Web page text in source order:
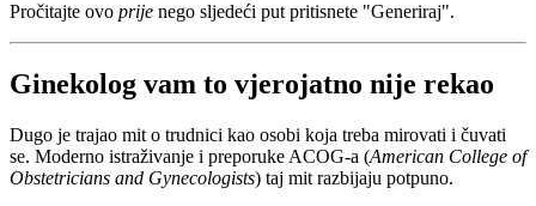
Pročitajte ovo prije nego sljedeći put pritisnete "Generiraj".
Ginekolog vam to vjerojatno nije rekao
Dugo je trajao mit o trudnici kao osobi koja treba mirovati i čuvati
se. Moderno istraživanje i preporuke ACOG-a (American College of
Obstetricians and Gynecologists) taj mit razbijaju potpuno.